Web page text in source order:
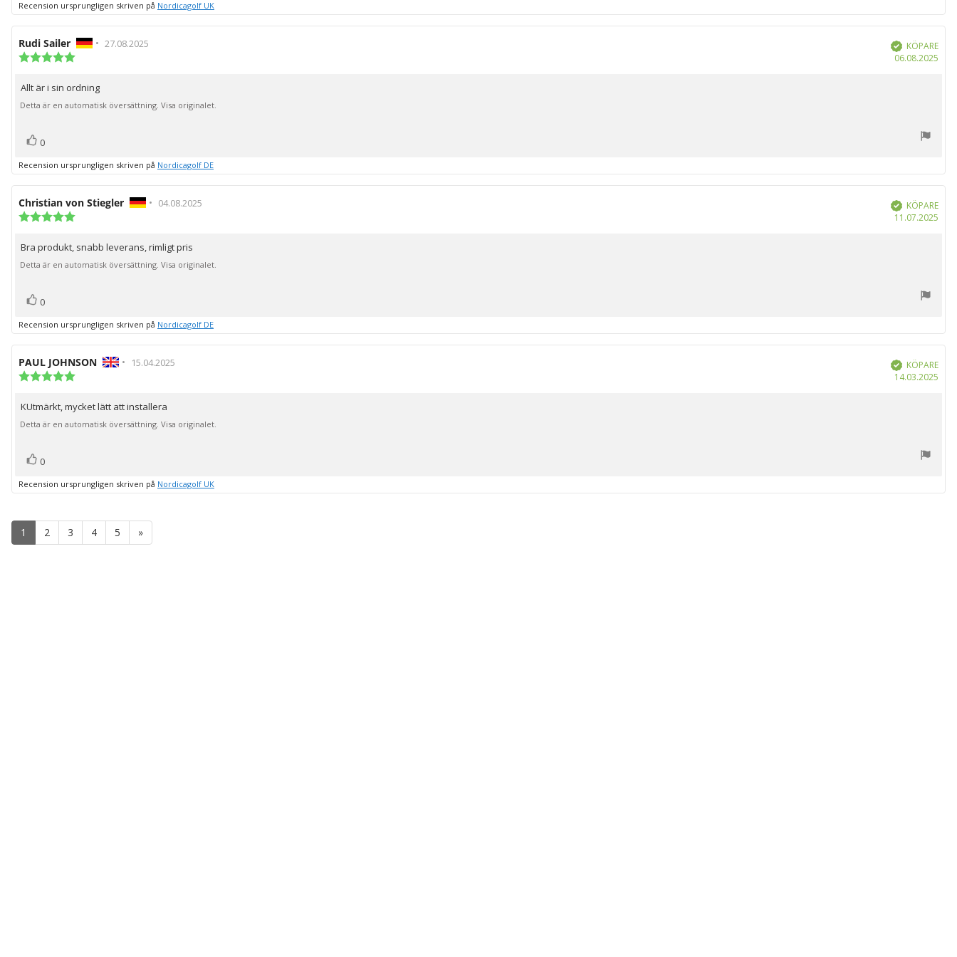
Recension ursprungligen skriven på Nordicagolf UK
Recensionsförfattare:
Rudi Sailer • Recensionsdatum:
27.08.2025
5
stjärnor
Bekräftad
KÖPARE
06.08.2025
Recensionstext:
Allt är i sin ordning
Detta är en automatisk översättning. Visa originalet.
Rösta
0
Recension ursprungligen skriven på Nordicagolf DE
Recensionsförfattare:
Christian von Stiegler • Recensionsdatum:
04.08.2025
5
stjärnor
Bekräftad
KÖPARE
11.07.2025
Recensionstext:
Bra produkt, snabb leverans, rimligt pris
Detta är en automatisk översättning. Visa originalet.
Rösta
0
Recension ursprungligen skriven på Nordicagolf DE
Recensionsförfattare:
PAUL JOHNSON • Recensionsdatum:
15.04.2025
5
stjärnor
Bekräftad
KÖPARE
14.03.2025
Recensionstext:
KUtmärkt, mycket lätt att installera
Detta är en automatisk översättning. Visa originalet.
Rösta
0
Recension ursprungligen skriven på Nordicagolf UK
1 2 3 4 5 »